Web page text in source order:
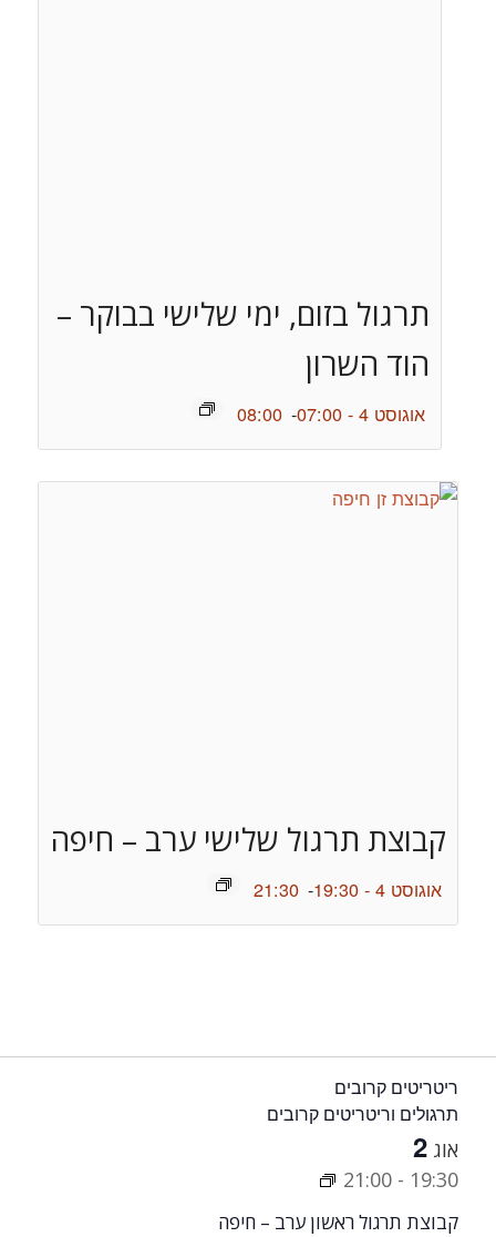
תרגול בזום, ימי שלישי בבוקר –
הוד השרון
אוגוסט 4 - 07:00 -
08:00
קבוצת תרגול שלישי ערב – חיפה
אוגוסט 4 - 19:30 -
21:30
ריטריטים קרובים
תרגולים וריטריטים קרובים
אוג 2
19:30
-
21:00
קבוצת תרגול ראשון ערב – חיפה